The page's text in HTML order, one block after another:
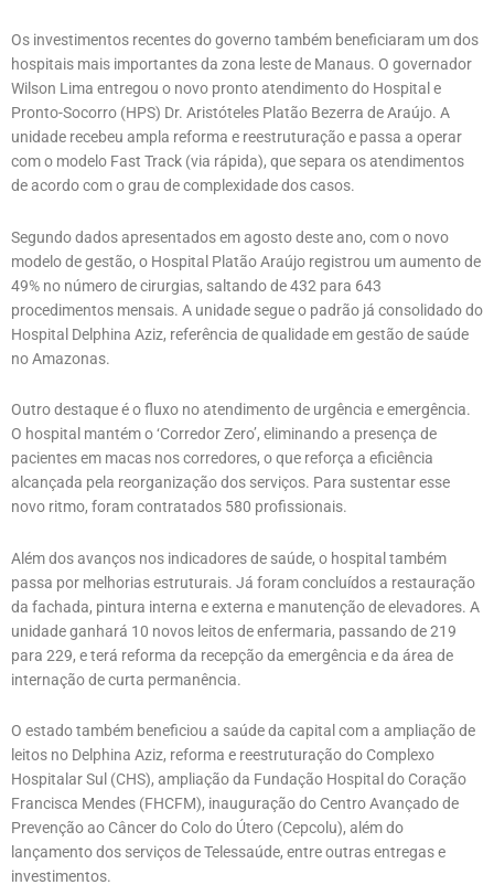
Os investimentos recentes do governo também beneficiaram um dos
hospitais mais importantes da zona leste de Manaus. O governador
Wilson Lima entregou o novo pronto atendimento do Hospital e
Pronto-Socorro (HPS) Dr. Aristóteles Platão Bezerra de Araújo. A
unidade recebeu ampla reforma e reestruturação e passa a operar
com o modelo Fast Track (via rápida), que separa os atendimentos
de acordo com o grau de complexidade dos casos.
Segundo dados apresentados em agosto deste ano, com o novo
modelo de gestão, o Hospital Platão Araújo registrou um aumento de
49% no número de cirurgias, saltando de 432 para 643
procedimentos mensais. A unidade segue o padrão já consolidado do
Hospital Delphina Aziz, referência de qualidade em gestão de saúde
no Amazonas.
Outro destaque é o fluxo no atendimento de urgência e emergência.
O hospital mantém o ‘Corredor Zero’, eliminando a presença de
pacientes em macas nos corredores, o que reforça a eficiência
alcançada pela reorganização dos serviços. Para sustentar esse
novo ritmo, foram contratados 580 profissionais.
Além dos avanços nos indicadores de saúde, o hospital também
passa por melhorias estruturais. Já foram concluídos a restauração
da fachada, pintura interna e externa e manutenção de elevadores. A
unidade ganhará 10 novos leitos de enfermaria, passando de 219
para 229, e terá reforma da recepção da emergência e da área de
internação de curta permanência.
O estado também beneficiou a saúde da capital com a ampliação de
leitos no Delphina Aziz, reforma e reestruturação do Complexo
Hospitalar Sul (CHS), ampliação da Fundação Hospital do Coração
Francisca Mendes (FHCFM), inauguração do Centro Avançado de
Prevenção ao Câncer do Colo do Útero (Cepcolu), além do
lançamento dos serviços de Telessaúde, entre outras entregas e
investimentos.